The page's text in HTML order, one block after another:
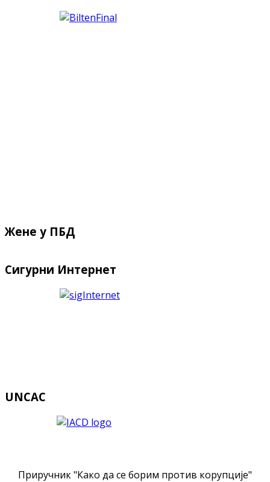
Жене у ПБД
Сигурни Интернет
UNCAC
Приручник "Како да се борим против корупције"